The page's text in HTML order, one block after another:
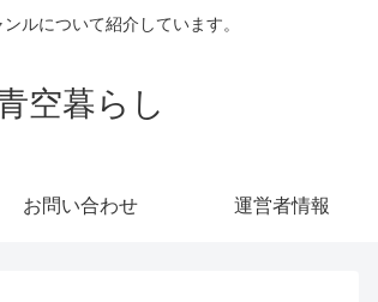
ルについて紹介しています。
空暮らし
お問い合わせ 運営者情報